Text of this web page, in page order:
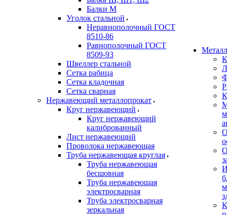
Балки М
Уголок стальной
Неравнополочный ГОСТ
8510-86
Равнополочный ГОСТ
8509-93
Швеллер стальной
Сетка рабица
Сетка кладочная
Сетка сварная
Нержавеющий металлопрокат
Круг нержавеющий
Круг нержавеющий
калиброванный
Лист нержавеющий
Проволока нержавеющая
Труба нержавеющая круглая
Труба нержавеющая
бесшовная
Труба нержавеющая
электросварная
Труба электросварная
зеркальная